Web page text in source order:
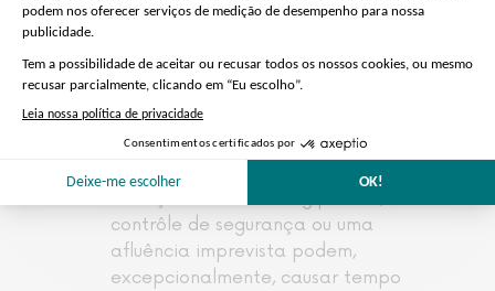
(assoalho de madeira nas salas e
Versalhes)
Os carrinhos de bebê estão
proibidos no castelo
O acesso sem fila de espera ao
Palácio de Versalhes está sujeito a
contrôle de segurança ou uma
afluência imprevista podem,
excepcionalmente, causar tempo